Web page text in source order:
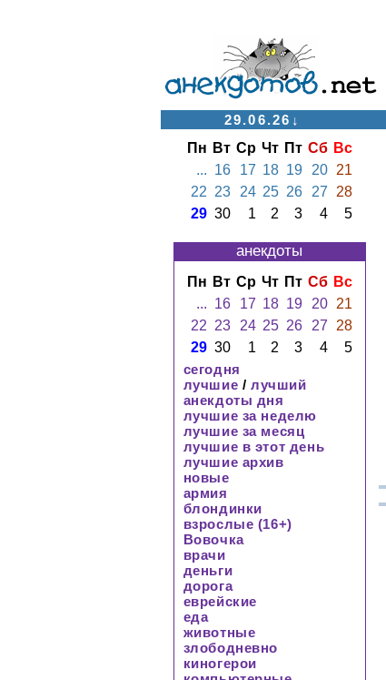
29.06.26↓
Пн Вт Ср Чт Пт Сб Вс
... 16 17 18 19 20
21
22 23 24 25 26 27
28
29 30 1 2 3 4 5
анекдоты
Пн Вт Ср Чт Пт Сб Вс
... 16 17 18 19 20
21
22 23 24 25 26 27
28
29 30 1 2 3 4
5
сегодня
лучшие / лучший
анекдоты дня
лучшие за неделю
лучшие за месяц
лучшие в этот день
лучшие архив
новые
армия
блондинки
взрослые (16+)
Вовочка
врачи
деньги
дорога
еврейские
еда
животные
злободневно
киногерои